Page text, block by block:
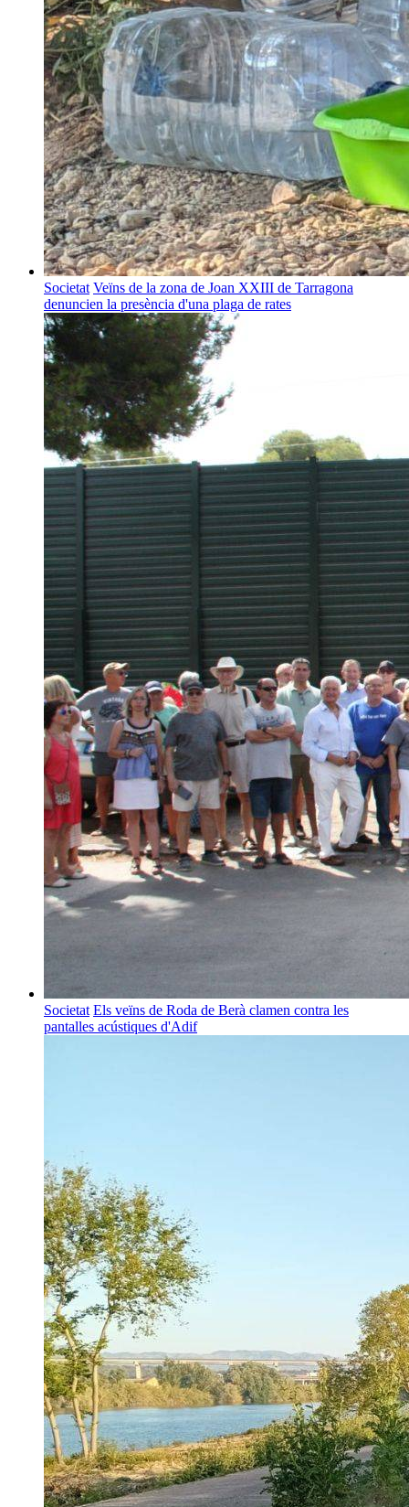
Societat Veïns de la zona de Joan XXIII de Tarragona
denuncien la presència d'una plaga de rates
Societat Els veïns de Roda de Berà clamen contra les
pantalles acústiques d'Adif